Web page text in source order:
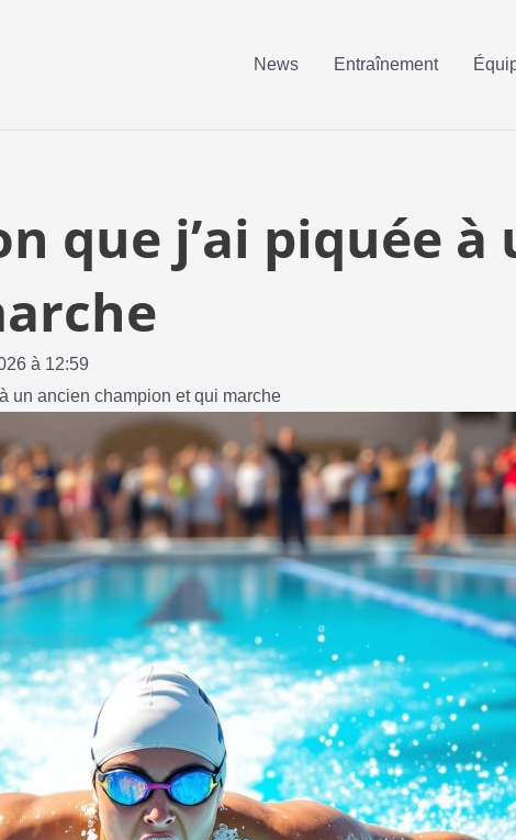
News Entraînement
que j’ai piquée à
à 12:59
un ancien champion et qui marche